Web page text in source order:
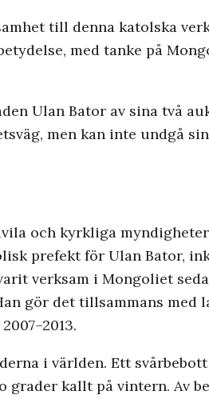
till denna katolska
med tanke på
Ulan Bator av sina två
men kan inte undgå
och kyrkliga
prefekt för Ulan Bator,
verksam i Mongoliet
gör det tillsammans med
i världen. Ett
kallt på vintern. Av